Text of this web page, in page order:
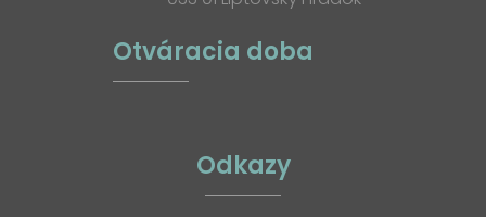
Otváracia doba
Odkazy